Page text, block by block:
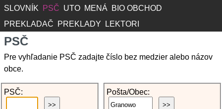
SLOVNÍK PSČ UTO MENÁ
BIO OBCHOD
PREKLADAČ
PREKLADY LEKTORI
PSČ
Pre vyhľadanie PSČ zadajte číslo bez medzier alebo názov
obce.
PSČ: Pošta/Obec: